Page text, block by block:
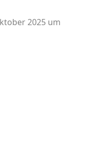
2025 um